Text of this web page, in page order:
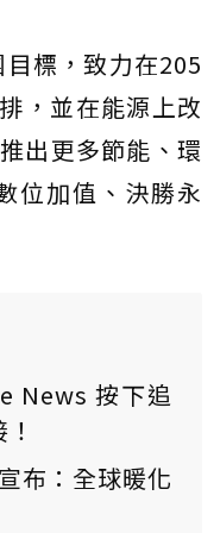
標，致力在205
，並在能源上改
出更多節能、環
位加值、決勝永
News 按下追
布：全球暖化